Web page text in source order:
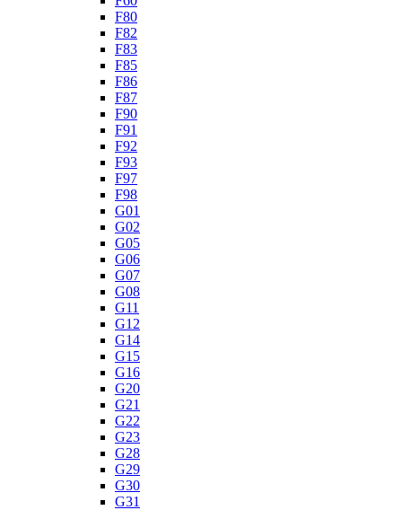
F80
F82
F83
F85
F86
F87
F90
F91
F92
F93
F97
F98
G01
G02
G05
G06
G07
G08
G11
G12
G14
G15
G16
G20
G21
G22
G23
G28
G29
G30
G31